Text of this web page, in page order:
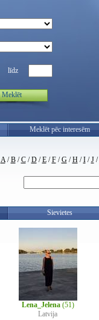
līdz
Meklēt
Meklēt pēc interesēm
A/B/C/D/E/F/G/H/I/J/
Sievietes
Lena_Jelena(51)
Latvija